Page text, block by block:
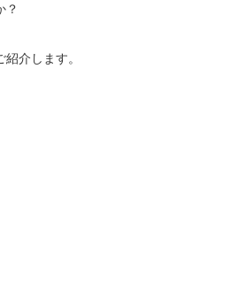
？
介します。